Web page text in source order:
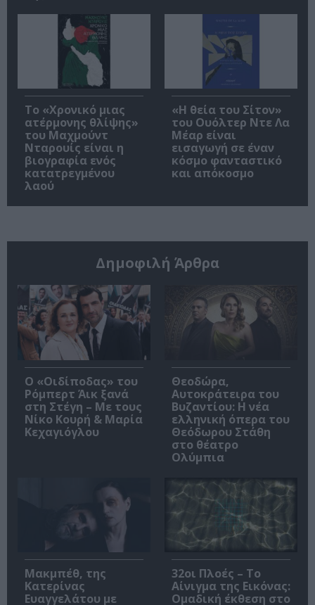
Το «Χρονικό μιας
ατέρμονης θλίψης»
του Μαχμούντ
Νταρουίς είναι η
βιογραφία ενός
κατατρεγμένου
λαού
«Η θεία του Σίτον»
του Ουόλτερ Ντε Λα
Μέαρ είναι
εισαγωγή σε έναν
κόσμο φανταστικό
και απόκοσμο
Δημοφιλή Άρθρα
O «Οιδίποδας» του
Ρόμπερτ Άικ ξανά
στη Στέγη – Με τους
Νίκο Κουρή & Μαρία
Κεχαγιόγλου
Θεοδώρα,
Αυτοκράτειρα του
Βυζαντίου: Η νέα
ελληνική όπερα του
Θεόδωρου Στάθη
στο θέατρο
Ολύμπια
Μακμπέθ, της
Κατερίνας
Ευαγγελάτου με
32οι Πλοές – Το
Αίνιγμα της Εικόνας:
Ομαδική έκθεση στο